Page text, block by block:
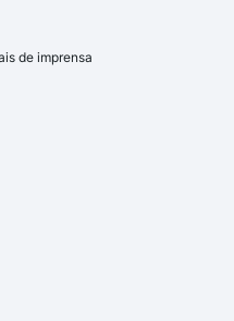
de imprensa